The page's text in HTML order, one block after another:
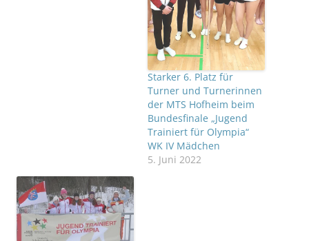
Starker 6. Platz für
Turner und Turnerinnen
der MTS Hofheim beim
Bundesfinale „Jugend
Trainiert für Olympia“
WK IV Mädchen
5. Juni 2022